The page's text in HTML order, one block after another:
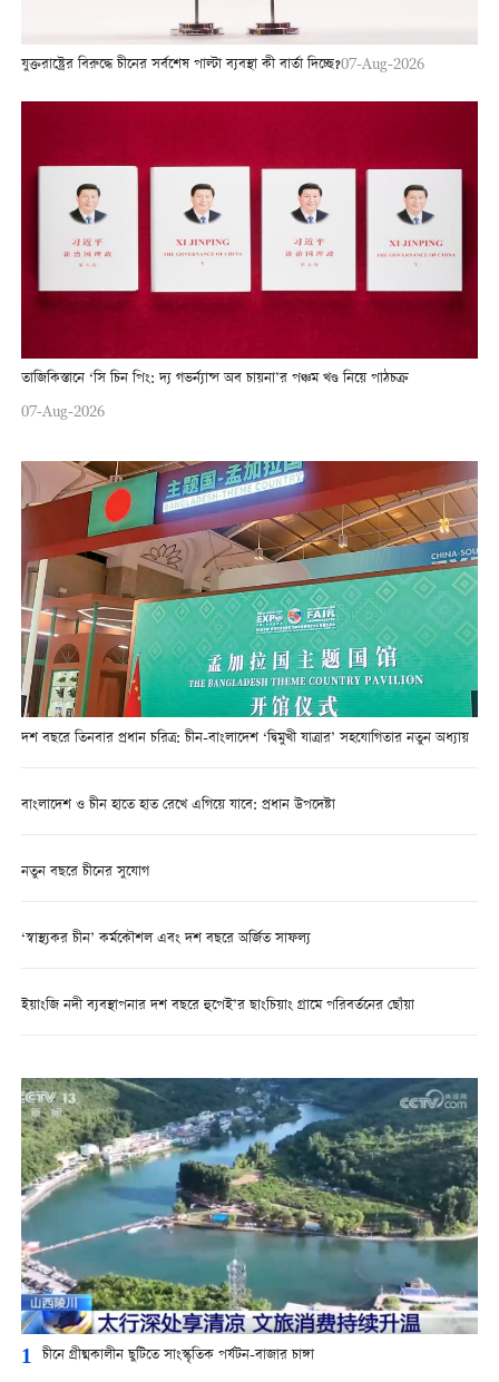
যুক্তরাষ্ট্রের বিরুদ্ধে চীনের সর্বশেষ পাল্টা ব্যবস্থা কী বার্তা দিচ্ছে?07-Aug-2026
তাজিকিস্তানে ‘সি চিন পিং: দ্য গভর্ন্যান্স অব চায়না’র পঞ্চম খণ্ড নিয়ে পাঠচক্র
07-Aug-2026
দশ বছরে তিনবার প্রধান চরিত্র: চীন-বাংলাদেশ ‘দ্বিমুখী যাত্রার’ সহযোগিতার নতুন অধ্যায়
বাংলাদেশ ও চীন হাতে হাত রেখে এগিয়ে যাবে: প্রধান উপদেষ্টা
নতুন বছরে চীনের সুযোগ
‘স্বাস্থ্যকর চীন’ কর্মকৌশল এবং দশ বছরে অর্জিত সাফল্য
ইয়াংজি নদী ব্যবস্থাপনার দশ বছরে হুপেই’র ছাংচিয়াং গ্রামে পরিবর্তনের ছোঁয়া
1 চীনে গ্রীষ্মকালীন ছুটিতে সাংস্কৃতিক পর্যটন-বাজার চাঙ্গা